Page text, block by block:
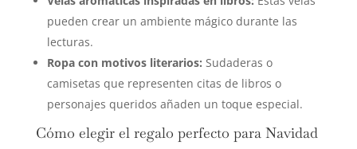
pueden crear un ambiente mágico durante las
lecturas.
Ropa con motivos literarios: Sudaderas o
camisetas que representen citas de libros o
personajes queridos añaden un toque especial.
Cómo elegir el regalo perfecto para Navidad